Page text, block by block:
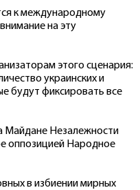
к международному
на эту
этого сценария:
украинских и
будут фиксировать все
Майдане Незалежности
оппозицией Народное
в избиении мирных